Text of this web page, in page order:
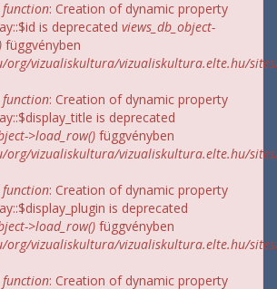
function: Creation of dynamic property
is deprecated views_db_object-
függvényben
org/vizualiskultura/vizualiskultura.elte.hu/
function: Creation of dynamic property
is deprecated
>load_row() függvényben
org/vizualiskultura/vizualiskultura.elte.hu/
function: Creation of dynamic property
is deprecated
>load_row() függvényben
org/vizualiskultura/vizualiskultura.elte.hu/
function: Creation of dynamic property